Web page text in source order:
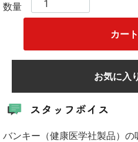
数量
カー
お気に入
バンキー（健康医学社製品）の